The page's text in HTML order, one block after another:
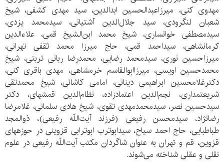
مهدوی کنی، میرزاعبدالحسین ابدالدین، سید مهدی کشفی، شیخ
شعبان لنگرودی، سید جلال‌الدین آشتیانی، سیدمحمد یزدی،
سیدمصطفی خوانساری، شیخ محمد ابن‌الشیخ قمی، علاء‌الدین
کرمانشاهی، سیداحمد قمی، حاج میرزا محمد ثقفی تهرانی،
میرزاحسین نوری، سیدمحمد رضایی، محمدرضا ربانی تربتی، شیخ
محمدحسین اویسی، میرزاابوالقاسم خرمشاهی، مهدی باقری کنی،
دکترغلامحسین ابراهیمی دینانی، امامی کاشانی، شیخ محمدتقی
شریعتمداری، نجم‌الدین اعتمادزاده، نظام‌الدین قمشه‏ای، دکتر
سیدحسین نصر، سیدمحمدمهدی تقوی، شیخ هادی سلمانی، غلامرضا
رضانژاد، سیدمحسن رفیعی (فرزند آیت‌اللّه رفیعی)، ذوالمجد
طباطبایی، حاج احمد سیاح، سیدابوترب ابوترابی قزوینی در حوزه‏های
قزوین، قم و تهران به عنوان شاگردان مکتب آیت‌اللّه رفیعی در علوم
نقلی و عقلی شناخته می‌شوند.